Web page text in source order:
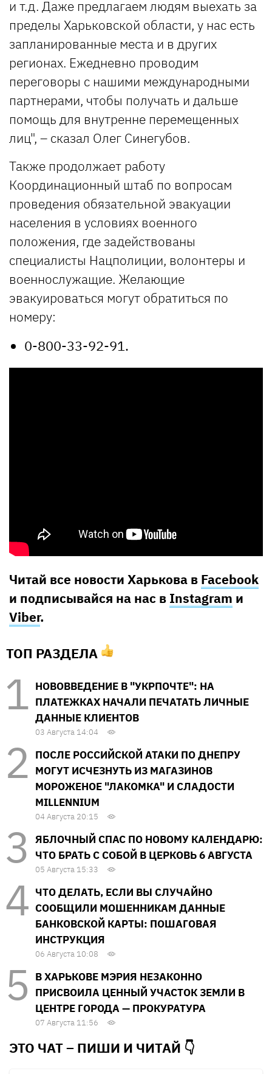
и т.д. Даже предлагаем людям выехать за
пределы Харьковской области, у нас есть
запланированные места и в других
регионах. Ежедневно проводим
переговоры с нашими международными
партнерами, чтобы получать и дальше
помощь для внутренне перемещенных
лиц", – сказал Олег Синегубов.
Также продолжает работу
Координационный штаб по вопросам
проведения обязательной эвакуации
населения в условиях военного
положения, где задействованы
специалисты Нацполиции, волонтеры и
военнослужащие. Желающие
эвакуироваться могут обратиться по
номеру:
0-800-33-92-91.
Читай все новости Харькова в Facebook
и подписывайся на нас в Instagram и
Viber.
ТОП РАЗДЕЛА
НОВОВВЕДЕНИЕ В "УКРПОЧТЕ": НА
ПЛАТЕЖКАХ НАЧАЛИ ПЕЧАТАТЬ ЛИЧНЫЕ
ДАННЫЕ КЛИЕНТОВ
03 Августа 14:04
ПОСЛЕ РОССИЙСКОЙ АТАКИ ПО ДНЕПРУ
МОГУТ ИСЧЕЗНУТЬ ИЗ МАГАЗИНОВ
МОРОЖЕНОЕ "ЛАКОМКА" И СЛАДОСТИ
MILLENNIUM
04 Августа 20:15
ЯБЛОЧНЫЙ СПАС ПО НОВОМУ КАЛЕНДАРЮ:
ЧТО БРАТЬ С СОБОЙ В ЦЕРКОВЬ 6 АВГУСТА
05 Августа 15:33
ЧТО ДЕЛАТЬ, ЕСЛИ ВЫ СЛУЧАЙНО
СООБЩИЛИ МОШЕННИКАМ ДАННЫЕ
БАНКОВСКОЙ КАРТЫ: ПОШАГОВАЯ
ИНСТРУКЦИЯ
06 Августа 10:08
В ХАРЬКОВЕ МЭРИЯ НЕЗАКОННО
ПРИСВОИЛА ЦЕННЫЙ УЧАСТОК ЗЕМЛИ В
ЦЕНТРЕ ГОРОДА — ПРОКУРАТУРА
07 Августа 11:56
ЭТО ЧАТ – ПИШИ И ЧИТАЙ 👇